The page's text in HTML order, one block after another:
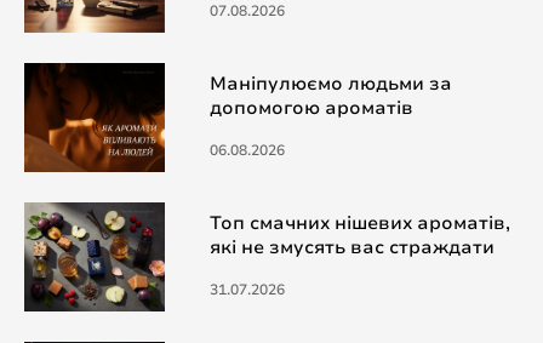
07.08.2026
Маніпулюємо людьми за
допомогою ароматів
06.08.2026
Топ смачних нішевих ароматів,
які не змусять вас страждати
31.07.2026